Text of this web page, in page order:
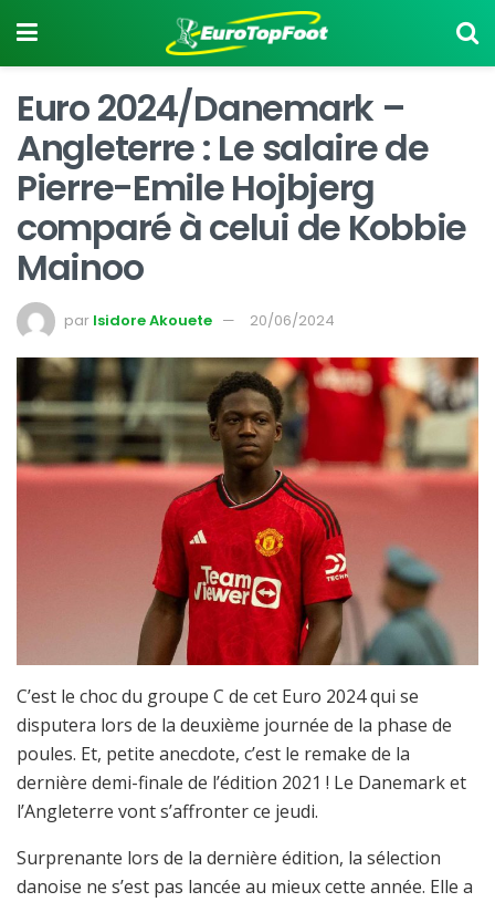
Euro 2024/Danemark –
Angleterre : Le salaire de
Pierre-Emile Hojbjerg
comparé à celui de Kobbie
Mainoo
par Isidore Akouete 20/06/2024
C’est le choc du groupe C de cet Euro 2024 qui se
disputera lors de la deuxième journée de la phase de
poules. Et, petite anecdote, c’est le remake de la
dernière demi-finale de l’édition 2021 ! Le Danemark et
l’Angleterre vont s’affronter ce jeudi.
Surprenante lors de la dernière édition, la sélection
danoise ne s’est pas lancée au mieux cette année. Elle a